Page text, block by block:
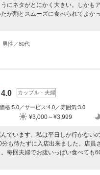
にネタがとにかく大きい。しかも
が割とスムーズに食べられてよかっ
男性／80代
4.0 カップル・夫婦
格:5.0／サービス:4.0／雰囲気:3.0
¥3,000～¥3,999
でいます。私は平日しか行かな
も待たずに入店出来ました。店
毎回夫婦でお腹いっぱい食べても